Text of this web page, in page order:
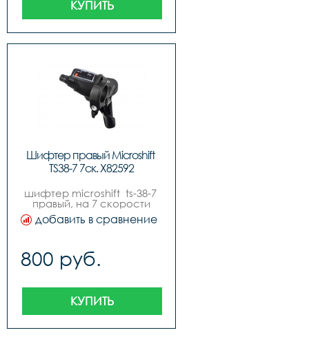
КУПИТЬ
Шифтер правый Microshift
TS38-7 7ск. Х82592
шифтер microshift  ts-38-7
правый, на 7 скорости
добавить в сравнение
800 руб.
КУПИТЬ